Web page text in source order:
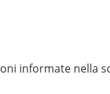
informate nella